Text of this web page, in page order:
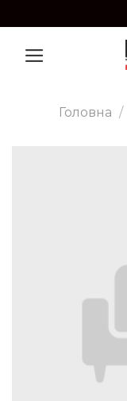
to
content
Головна /